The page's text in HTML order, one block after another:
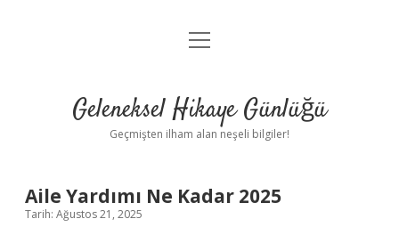
Anasayfa
Yasal Uyarı
menüyü
Geleneksel Hikaye Günlüğü
Geçmişten ilham alan neşeli bilgiler!
Aile Yardımı Ne Kadar 2025
Tarih: Ağustos 21, 2025